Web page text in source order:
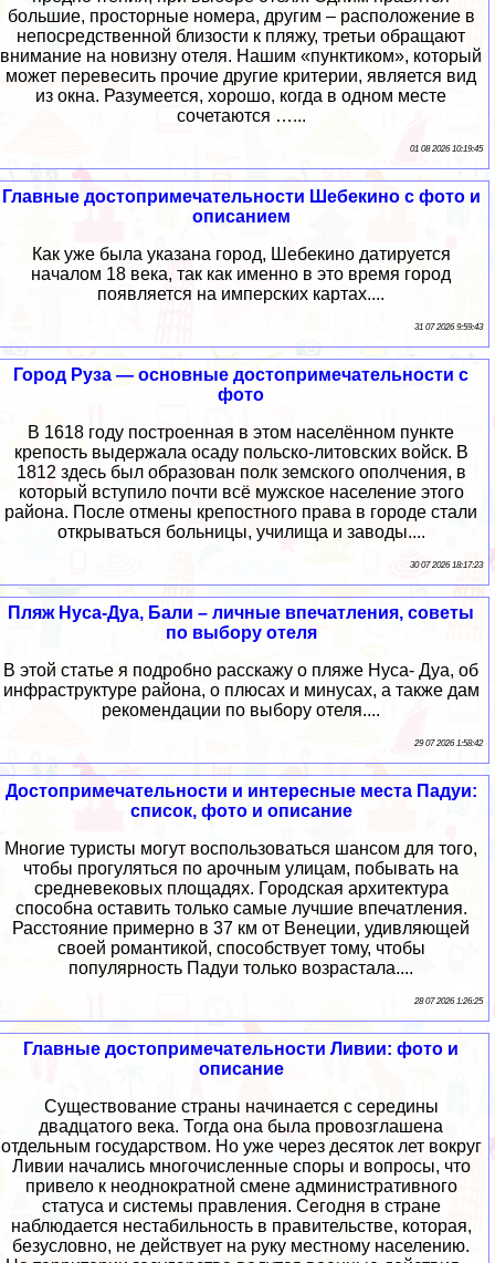
большие, просторные номера, другим – расположение в
непосредственной близости к пляжу, третьи обращают
внимание на новизну отеля. Нашим «пунктиком», который
может перевесить прочие другие критерии, является вид
из окна. Разумеется, хорошо, когда в одном месте
сочетаются …...
01 08 2026 10:19:45
Главные достопримечательности Шебекино с фото и
описанием
Как уже была указана город, Шебекино датируется
началом 18 века, так как именно в это время город
появляется на имперских картах....
31 07 2026 9:59:43
Город Руза — основные достопримечательности с
фото
В 1618 году построенная в этом населённом пункте
крепость выдержала осаду польско-литовских войск. В
1812 здесь был образован полк земского ополчения, в
который вступило почти всё мужское население этого
района. После отмены крепостного права в городе стали
открываться больницы, училища и заводы....
30 07 2026 18:17:23
Пляж Нуса-Дуа, Бали – личные впечатления, советы
по выбору отеля
В этой статье я подробно расскажу о пляже Нуса- Дуа, об
инфраструктуре района, о плюсах и минусах, а также дам
рекомендации по выбору отеля....
29 07 2026 1:58:42
Достопримечательности и интересные места Падуи:
список, фото и описание
Многие туристы могут воспользоваться шансом для того,
чтобы прогуляться по арочным улицам, побывать на
средневековых площадях. Городская архитектура
способна оставить только самые лучшие впечатления.
Расстояние примерно в 37 км от Венеции, удивляющей
своей романтикой, способствует тому, чтобы
популярность Падуи только возрастала....
28 07 2026 1:26:25
Главные достопримечательности Ливии: фото и
описание
Существование страны начинается с середины
двадцатого века. Тогда она была провозглашена
отдельным государством. Но уже через десяток лет вокруг
Ливии начались многочисленные споры и вопросы, что
привело к неоднократной смене административного
статуса и системы правления. Сегодня в стране
наблюдается нестабильность в правительстве, которая,
безусловно, не действует на руку местному населению.